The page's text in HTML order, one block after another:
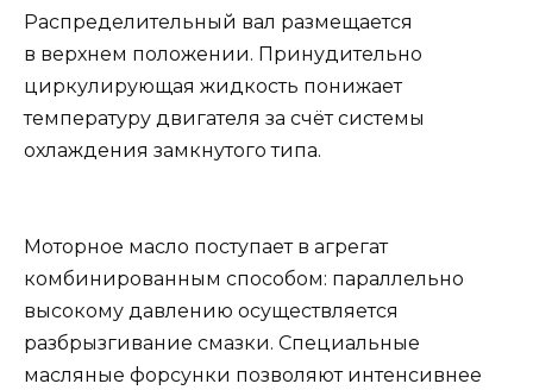
Распределительный вал размещается
в верхнем положении. Принудительно
циркулирующая жидкость понижает
температуру двигателя за счёт системы
охлаждения замкнутого типа.
Моторное масло поступает в агрегат
комбинированным способом: параллельно
высокому давлению осуществляется
разбрызгивание смазки. Специальные
масляные форсунки позволяют интенсивнее